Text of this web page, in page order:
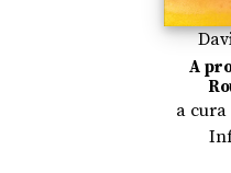
A
a